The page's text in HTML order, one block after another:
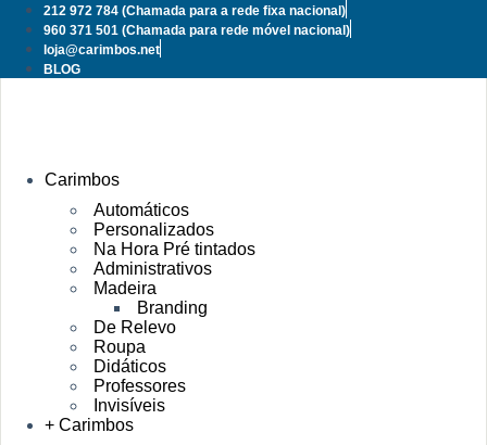
Pular
para
conteúdo
212 972 784 (Chamada para a rede fixa nacional)
960 371 501 (Chamada para rede móvel nacional)
loja@carimbos.net
BLOG
Carimbos
Automáticos
Personalizados
Na Hora Pré tintados
Administrativos
Madeira
Branding
De Relevo
Roupa
Didáticos
Professores
Invisíveis
+ Carimbos